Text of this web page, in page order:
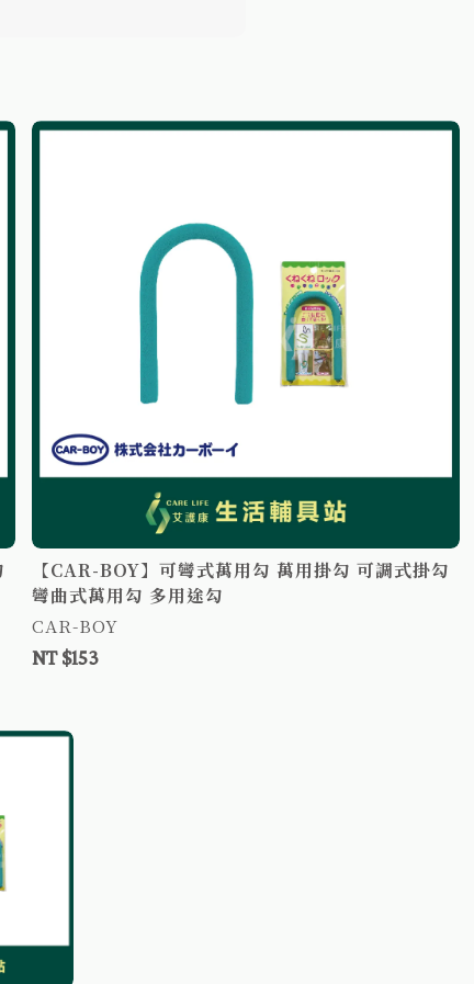
【CAR-BOY】可彎式萬用勾 萬用掛勾 可調式掛勾
彎曲式萬用勾 多用途勾
CAR-BOY
NT $153